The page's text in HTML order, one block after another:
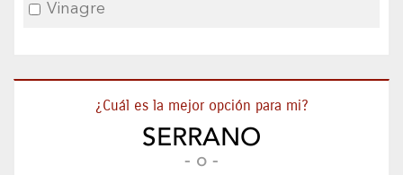
Vinagre
¿Cuál es la mejor opción para mi?
SERRANO
- o -